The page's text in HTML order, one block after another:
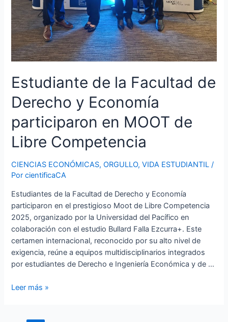
Estudiante de la Facultad de
Derecho y Economía
participaron en MOOT de
Libre Competencia
CIENCIAS ECONÓMICAS,ORGULLO,VIDA ESTUDIANTIL /
PorcientificaCA
Estudiantes de la Facultad de Derecho y Economía
participaron en el prestigioso Moot de Libre Competencia
2025, organizado por la Universidad del Pacífico en
colaboración con el estudio Bullard Falla Ezcurra+. Este
certamen internacional, reconocido por su alto nivel de
exigencia, reúne a equipos multidisciplinarios integrados
por estudiantes de Derecho e Ingeniería Económica y de …
Leer más »